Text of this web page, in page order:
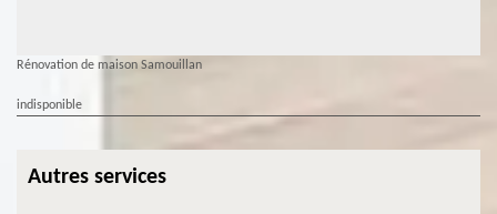
Rénovation de maison Samouillan
indisponible
Autres services